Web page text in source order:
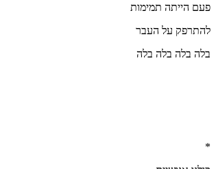
פעם הייתה תמימות
להתרפק על העבר
בלה בלה בלה בלה
*